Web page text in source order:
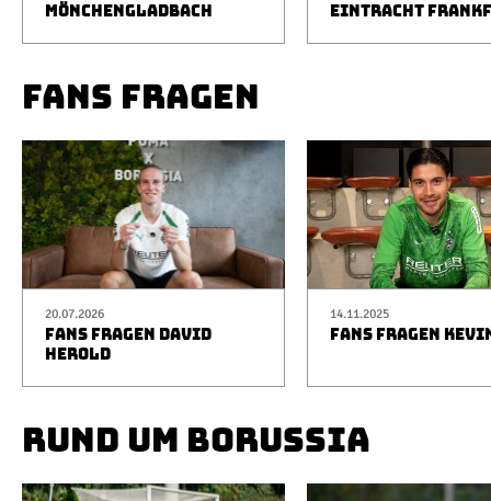
MÖNCHENGLADBACH
EINTRACHT
FANS FRAGEN
20.07.2026
FANS FRAGEN DAVID
HEROLD
14.11.2025
FANS FRAGEN
RUND UM BORUSSIA